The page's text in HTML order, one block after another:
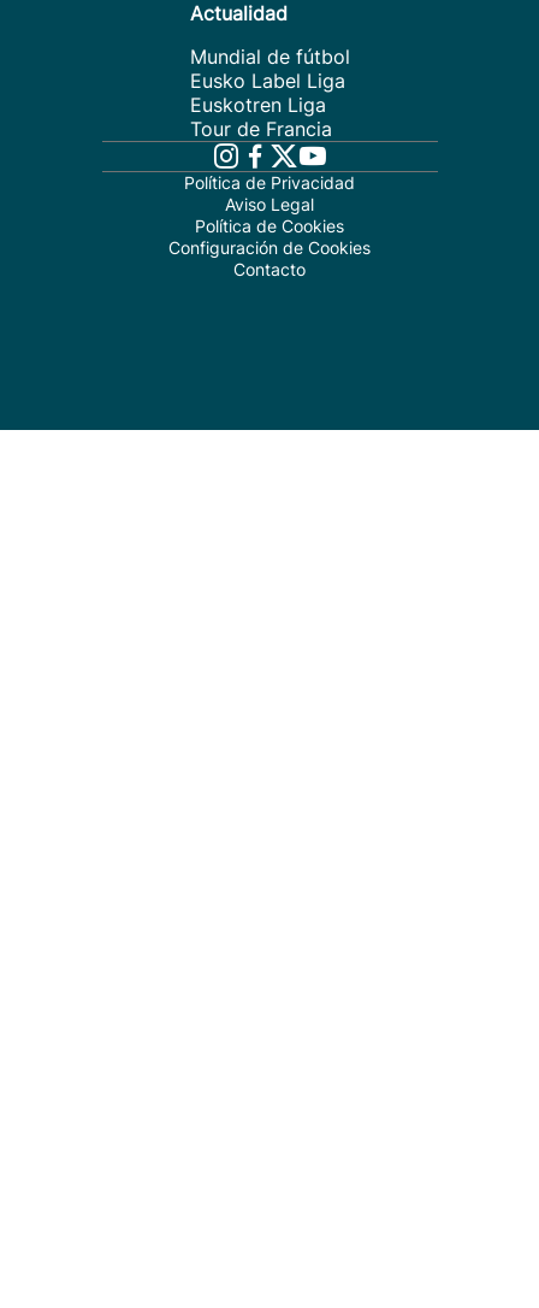
Actualidad
Mundial de fútbol
Eusko Label Liga
Euskotren Liga
Tour de Francia
Política de Privacidad
Aviso Legal
Política de Cookies
Configuración de Cookies
Contacto